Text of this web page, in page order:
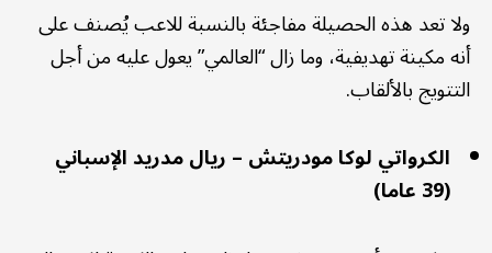
ولا تعد هذه الحصيلة مفاجئة بالنسبة للاعب يُصنف على
أنه مكينة تهديفية، وما زال “العالمي” يعول عليه من أجل
التتويج بالألقاب.
الكرواتي لوكا مودريتش – ريال مدريد الإسباني
(39 عاما)